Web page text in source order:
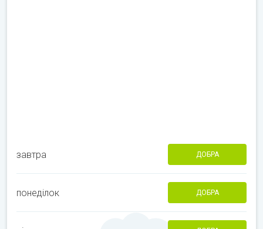
завтра ДОБРА
понеділок ДОБРА